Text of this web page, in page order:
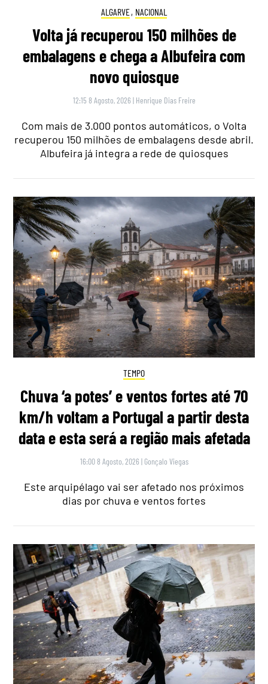
ALGARVE, NACIONAL
Volta já recuperou 150 milhões de
embalagens e chega a Albufeira com
novo quiosque
12:15 8 Agosto, 2026 | Henrique Dias Freire
Com mais de 3.000 pontos automáticos, o Volta
recuperou 150 milhões de embalagens desde abril.
Albufeira já integra a rede de quiosques
TEMPO
Chuva ‘a potes’ e ventos fortes até 70
km/h voltam a Portugal a partir desta
data e esta será a região mais afetada
16:00 8 Agosto, 2026 | Gonçalo Viegas
Este arquipélago vai ser afetado nos próximos
dias por chuva e ventos fortes